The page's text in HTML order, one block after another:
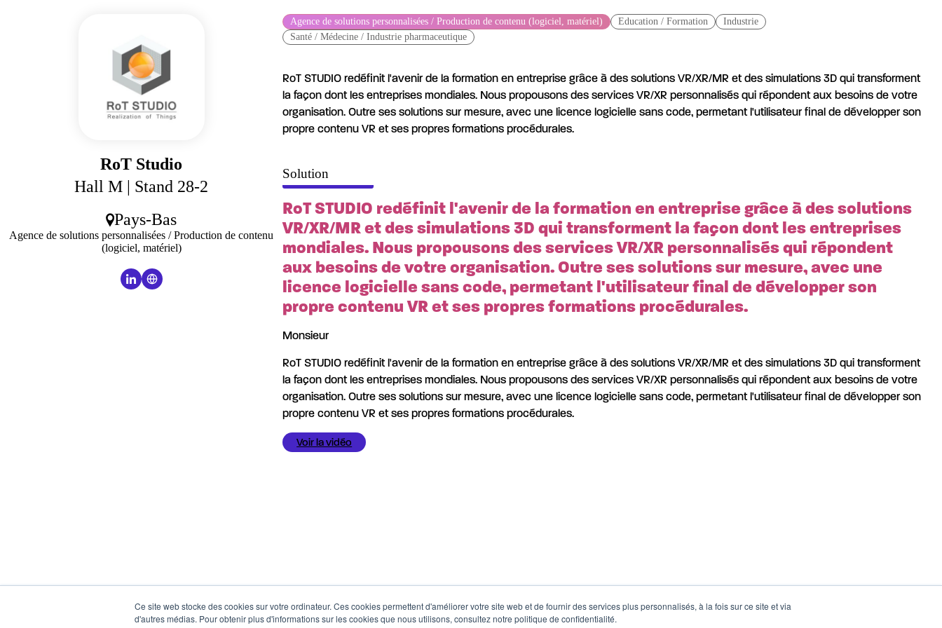
Ce site web stocke des cookies sur votre ordinateur. Ces cookies permettent d'améliorer votre site web et de fournir des services plus personnalisés, à la fois sur ce site et via
d'autres médias. Pour obtenir plus d'informations sur les cookies que nous utilisons, consultez notre politique de confidentialité.
RoT Studio
Hall M | Stand 28-2
Pays-Bas
Agence de solutions personnalisées / Production de contenu
(logiciel, matériel)
Agence de solutions personnalisées / Production de contenu (logiciel, matériel) Education / Formation
Industrie
Santé / Médecine / Industrie pharmaceutique
RoT STUDIO redéfinit l'avenir de la formation en entreprise grâce à des solutions VR/XR/MR et des simulations 3D qui transforment
la façon dont les entreprises mondiales. Nous propousons des services VR/XR personnalisés qui répondent aux besoins de votre
organisation. Outre ses solutions sur mesure, avec une licence logicielle sans code, permetant l'utilisateur final de développer son
propre contenu VR et ses propres formations procédurales.
Solution
RoT STUDIO redéfinit l'avenir de la formation en entreprise grâce à des solutions
VR/XR/MR et des simulations 3D qui transforment la façon dont les entreprises
mondiales. Nous propousons des services VR/XR personnalisés qui répondent
aux besoins de votre organisation. Outre ses solutions sur mesure, avec une
licence logicielle sans code, permetant l'utilisateur final de développer son
propre contenu VR et ses propres formations procédurales.
Monsieur
RoT STUDIO redéfinit l'avenir de la formation en entreprise grâce à des solutions VR/XR/MR et des simulations 3D qui transforment
la façon dont les entreprises mondiales. Nous propousons des services VR/XR personnalisés qui répondent aux besoins de votre
organisation. Outre ses solutions sur mesure, avec une licence logicielle sans code, permetant l'utilisateur final de développer son
propre contenu VR et ses propres formations procédurales.
Voir la vidéo